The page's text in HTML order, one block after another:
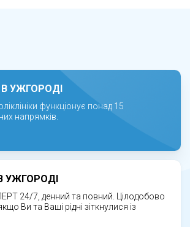
В УЖГОРОДІ
функціонує понад 15
напрямків.
УЖГОРОДІ
24/7, денний та повний. Цілодобово
Ви та Ваші рідні зіткнулися із